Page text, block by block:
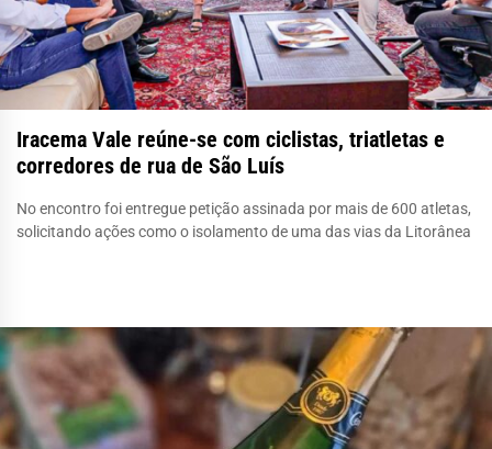
Iracema Vale reúne-se com ciclistas, triatletas e
corredores de rua de São Luís
No encontro foi entregue petição assinada por mais de 600 atletas,
solicitando ações como o isolamento de uma das vias da Litorânea